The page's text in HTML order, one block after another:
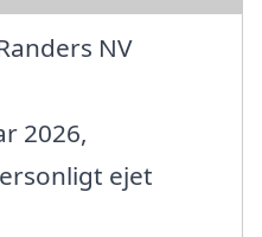
NV
2026,
ejet